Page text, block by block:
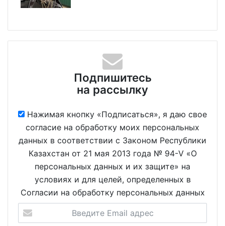
Подпишитесь
на рассылку
Нажимая кнопку «Подписаться», я даю свое
согласие на обработку моих персональных
данных в соответствии с Законом Республики
Казахстан от 21 мая 2013 года № 94-V «О
персональных данных и их защите» на
условиях и для целей, определенных в
Согласии на обработку персональных данных